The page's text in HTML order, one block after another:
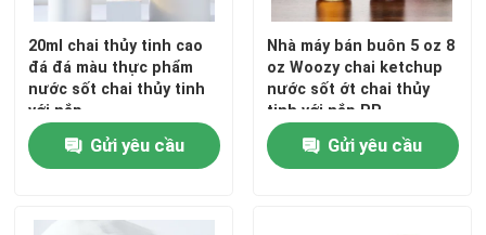
Thùng thủy tinh
Cốc thủy tinh
Nắp chai bình
đồ thủy tinh gia dụng
20ml chai thủy tinh cao
đá đá màu thực phẩm
nước sốt chai thủy tinh
với nắp
Gửi yêu cầu
Nhà máy bán buôn 5 oz 8
oz Woozy chai ketchup
nước sốt ớt chai thủy
tinh với nắp PP
Gửi yêu cầu